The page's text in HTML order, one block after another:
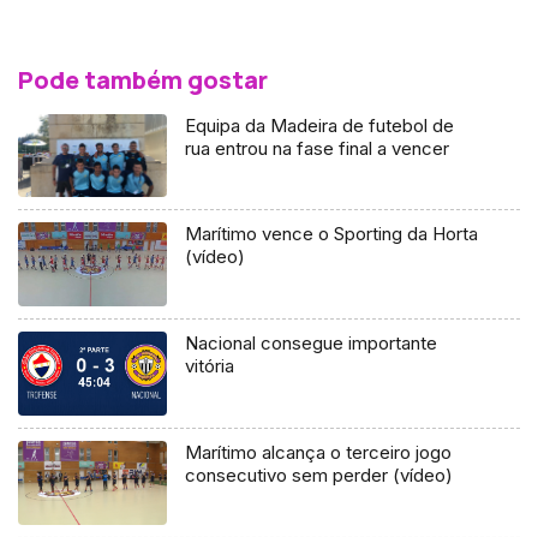
Pode também gostar
Equipa da Madeira de futebol de
rua entrou na fase final a vencer
Marítimo vence o Sporting da Horta
(vídeo)
Nacional consegue importante
vitória
Marítimo alcança o terceiro jogo
consecutivo sem perder (vídeo)